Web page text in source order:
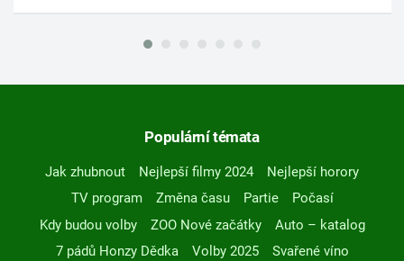
Populární témata
Jak zhubnout Nejlepší filmy 2024
Nejlepší horory
TV program
Změna času Partie
Počasí
Kdy budou volby
ZOO Nové začátky
Auto – katalog
7 pádů Honzy Dědka
Volby 2025
Svařené víno